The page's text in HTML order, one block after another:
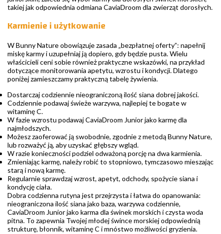
takiej jak odpowiednia odmiana CaviaDroom dla zwierząt dorosłych.
Karmienie i użytkowanie
W Bunny Nature obowiązuje zasada „bezpłatnej oferty”: napełnij
miskę karmy i uzupełniaj ją dopiero, gdy będzie pusta. Wielu
właścicieli ceni sobie również praktyczne wskazówki, na przykład
dotyczące monitorowania apetytu, wzrostu i kondycji. Dlatego
poniżej zamieszczamy praktyczną tabelę żywienia.
Dostarczaj codziennie nieograniczoną ilość siana dobrej jakości.
Codziennie podawaj świeże warzywa, najlepiej te bogate w
witaminę C.
W fazie wzrostu podawaj CaviaDroom Junior jako karmę dla
najmłodszych.
Możesz zaoferować ją swobodnie, zgodnie z metodą Bunny Nature,
lub rozważyć ją, aby uzyskać głębszy wgląd.
W razie konieczności podziel odważoną porcję na dwa karmienia.
Zmieniając karmę, należy robić to stopniowo, tymczasowo mieszając
starą i nową karmę.
Regularnie sprawdzaj wzrost, apetyt, odchody, spożycie siana i
kondycję ciała.
Dobra codzienna rutyna jest przejrzysta i łatwa do opanowania:
nieograniczona ilość siana jako baza, warzywa codziennie,
CaviaDroom Junior jako karma dla świnek morskich i czysta woda
pitna. To zapewnia Twojej młodej śwince morskiej odpowiednią
strukturę, błonnik, witaminę C i mnóstwo możliwości gryzienia.